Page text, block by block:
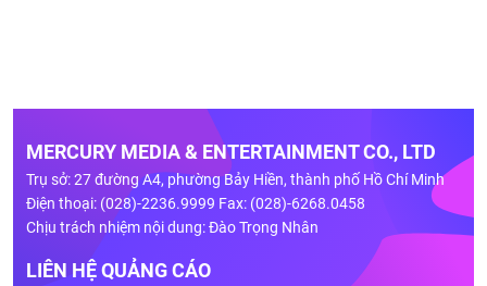
MERCURY MEDIA & ENTERTAINMENT CO., LTD
Trụ sở: 27 đường A4, phường Bảy Hiền, thành phố Hồ Chí Minh
Điện thoại: (028)-2236.9999 Fax: (028)-6268.0458
Chịu trách nhiệm nội dung: Đào Trọng Nhân
LIÊN HỆ QUẢNG CÁO